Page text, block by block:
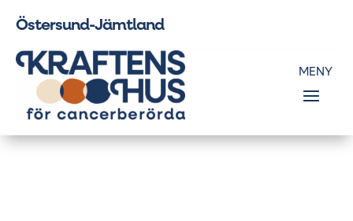
Östersund-Jämtland